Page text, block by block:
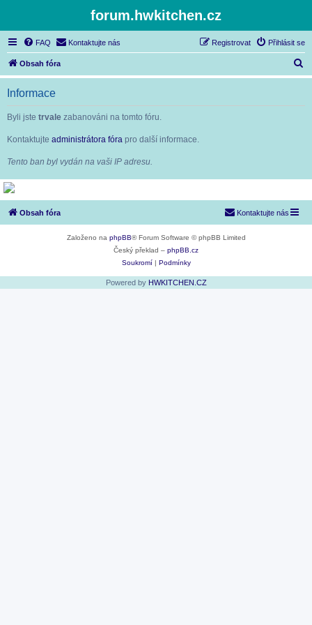
forum.hwkitchen.cz
FAQ Kontaktujte nás Přihlásit se
Registrovat
Obsah fóra
l
Informace
Byli jste trvale zabanováni na tomto fóru.
Kontaktujte administrátora fóra pro další informace.
Tento ban byl vydán na vaši IP adresu.
Obsah fóra Kontaktujte nás
Založeno na phpBB® Forum Software © phpBB Limited
Český překlad – phpBB.cz
Soukromí| Podmínky
Powered by HWKITCHEN.CZ